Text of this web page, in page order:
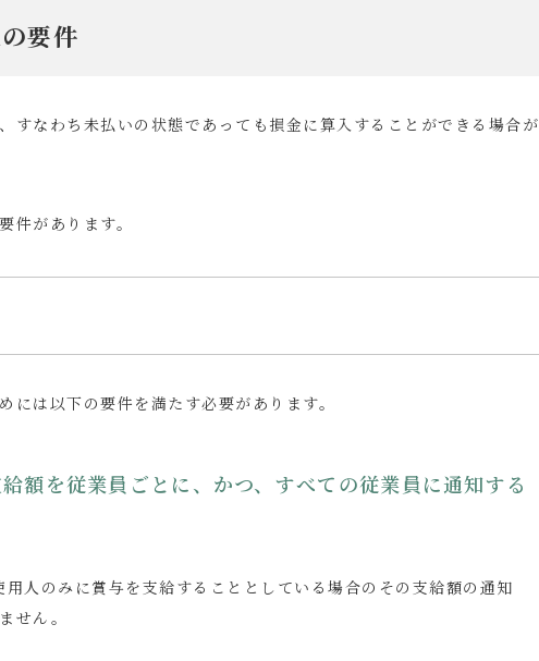
要件
すなわち未払いの状態であっても損金に算入することができる場合が
件があります。
は以下の要件を満たす必要があります。
額を従業員ごとに、かつ、すべての従業員に通知する
人のみに賞与を支給することとしている場合のその支給額の通知
せん。